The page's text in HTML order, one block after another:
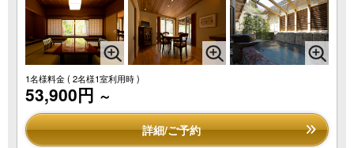
1名様料金( 2名様1室利用時 )
53,900円 ～
詳細/ご予約